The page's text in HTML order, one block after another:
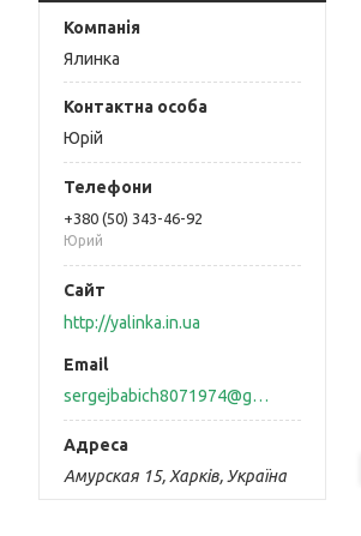
Ялинка
Юрій
+380 (50) 343-46-92
Юрий
http://yalinka.in.ua
sergejbabich8071974@gmail.com
Амурская 15, Харків, Україна